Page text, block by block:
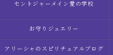
セントジャーメイン愛の学校
お守りジュエリー
アリーシャのスピリチュアルブログ